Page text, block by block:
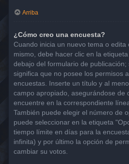
Arriba
¿Cómo creo una encuesta?
Cuando inicia un nuevo tema o edita
mismo, debe hacer clic en la
debajo del formulario de publicación;
significa que no posee los permisos
encuestas. Inserte un título y al
campo apropiado, asegurándose de
encuentre en la correspondiente
También puede elegir el número de
puede seleccionar en la etiqueta
tiempo límite en días para la
infinita) y por último la opción de
cambiar su votos.